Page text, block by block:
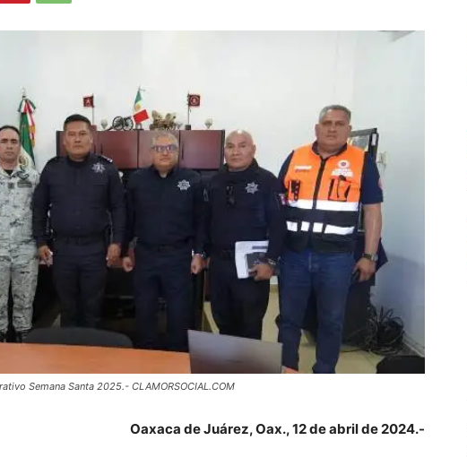
Semana Santa 2025.- CLAMORSOCIAL.COM
Oaxaca de Juárez, Oax., 12 de abril de 2024.-